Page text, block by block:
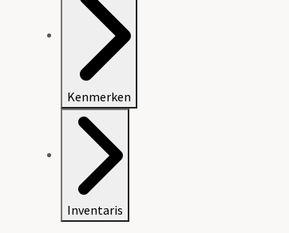
Kenmerken
Inventaris